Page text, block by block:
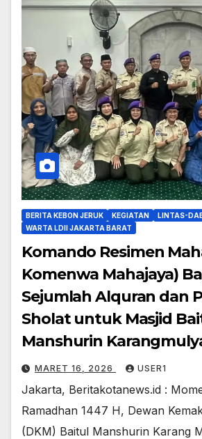
BERITA KEBON JERUK KEGIATAN
LINTAS-
WARTA LDII JAKARTA BARAT
Komando Resimen
Komenwa Mahajaya)
Sejumlah Alquran dan
Sholat untuk Masjid
Manshurin
MARET 16, 2026 USER1
Jakarta, Beritakotanews.id :
Ramadhan 1447 H, Dewan
(DKM) Baitul Manshurin Karang